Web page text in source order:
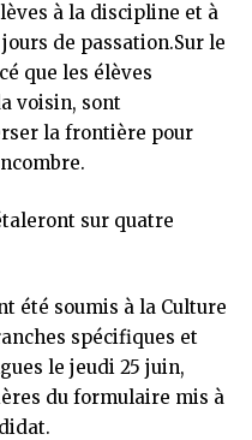
à la discipline et à
de passation.Sur le
que les élèves
voisin, sont
la frontière pour
sur quatre
été soumis à la Culture
spécifiques et
le jeudi 25 juin,
du formulaire mis à